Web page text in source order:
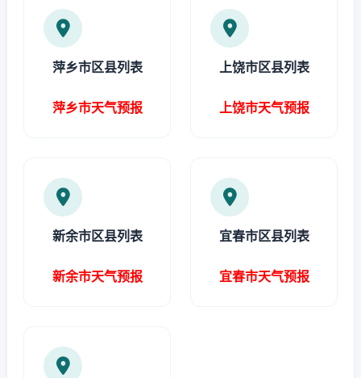
萍乡市区县列表
萍乡市天气预报
上饶市区县列表
上饶市天气预报
新余市区县列表
新余市天气预报
宜春市区县列表
宜春市天气预报